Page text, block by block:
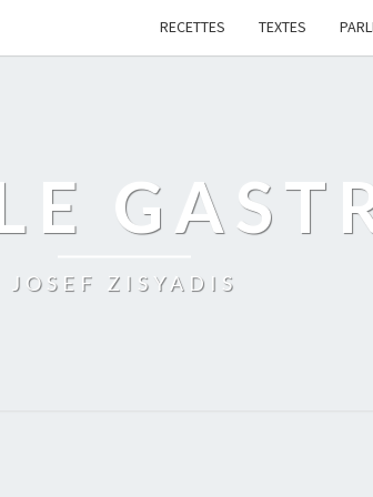
RECETTES TEXTES
JOSEF ZISYADIS